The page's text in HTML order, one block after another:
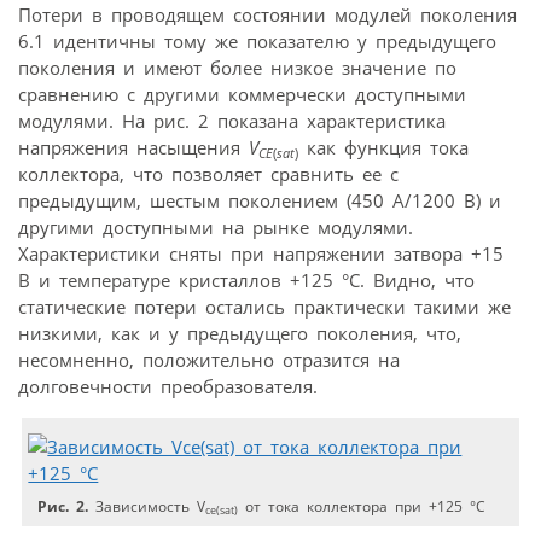
Потери в проводящем состоянии модулей поколения
6.1 идентичны тому же показателю у предыдущего
поколения и имеют более низкое значение по
сравнению с другими коммерчески доступными
модулями. На рис. 2 показана характеристика
напряжения насыщения VCE(sat) как функция тока
коллектора, что позволяет сравнить ее с
предыдущим, шестым поколением (450 А/1200 В) и
другими доступными на рынке модулями.
Характеристики сняты при напряжении затвора +15
В и температуре кристаллов +125 °C. Видно, что
статические потери остались практически такими же
низкими, как и у предыдущего поколения, что,
несомненно, положительно отразится на
долговечности преобразователя.
Рис. 2. Зависимость Vce(sat) от тока коллектора при +125 °C